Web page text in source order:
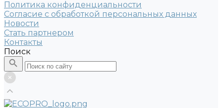
Политика конфиденциальности
Согласие с обработкой персональных данных
Новости
Стать партнером
Контакты
Поиск